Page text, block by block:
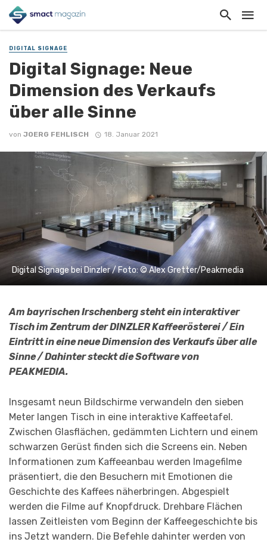
DIGITAL SIGNAGE
Digital Signage: Neue
Dimension des Verkaufs
über alle Sinne
von JOERG FEHLISCH 18. Januar 2021
Digital Signage bei Dinzler / Foto: © Alex Gretter/Peakmedia
Am bayrischen Irschenberg steht ein interaktiver
Tisch im Zentrum der DINZLER Kaffeerösterei / Ein
Eintritt in eine neue Dimension des Verkaufs über alle
Sinne / Dahinter steckt die Software von
PEAKMEDIA.
Insgesamt neun Bildschirme verwandeln den sieben
Meter langen Tisch in eine interaktive Kaffeetafel.
Zwischen Glasflächen, gedämmten Lichtern und einem
schwarzen Gerüst finden sich die Screens ein. Neben
Informationen zum Kaffeeanbau werden Imagefilme
präsentiert, die den Besuchern mit Emotionen die
Geschichte des Kaffees näherbringen. Abgespielt
werden die Filme auf Knopfdruck. Drehbare Flächen
lassen Zeitleisten vom Beginn der Kaffeegeschichte bis
ins Jetzt wandern. Die Befehle dahinter werden von